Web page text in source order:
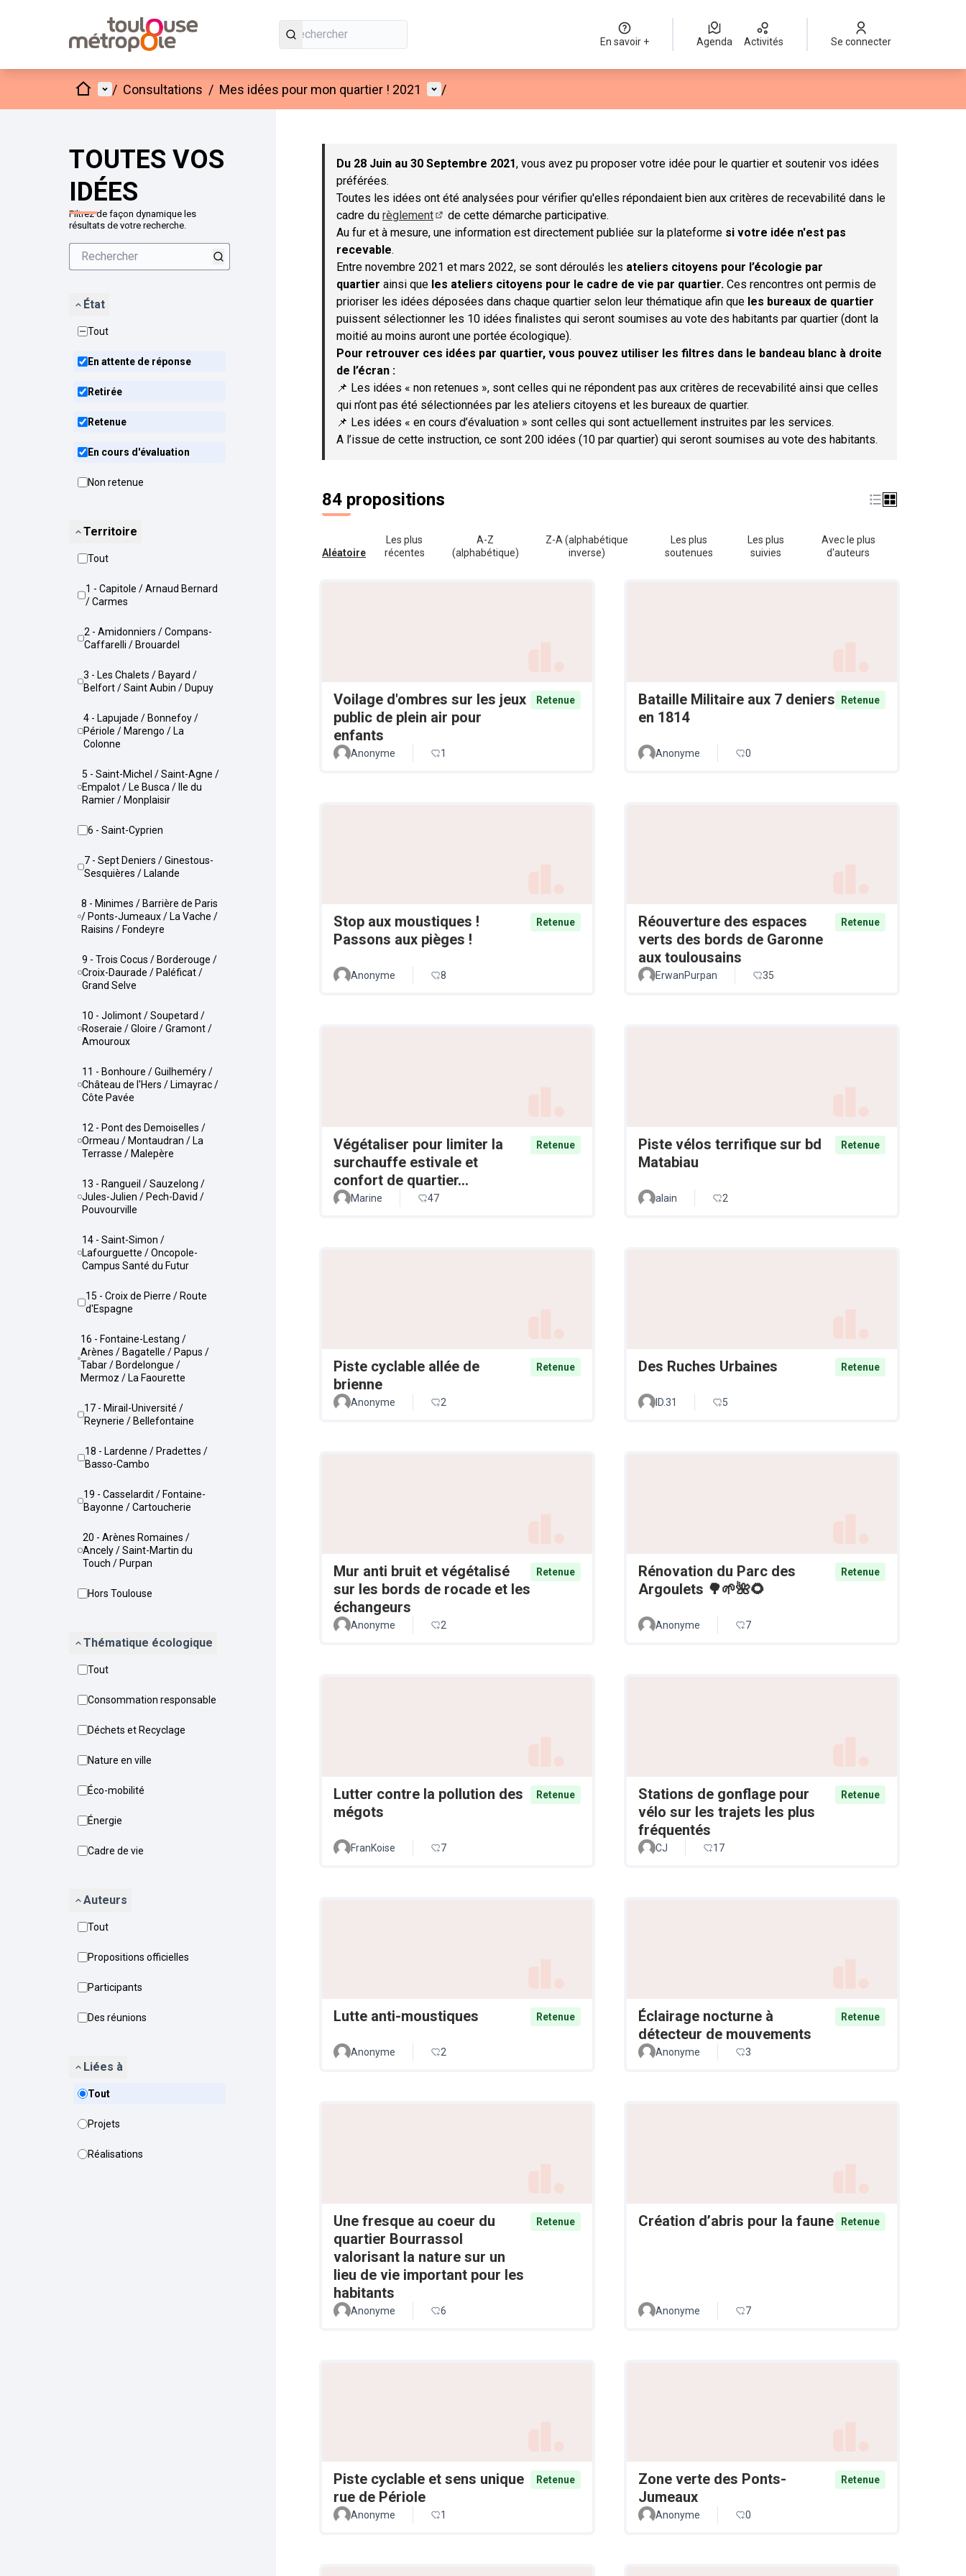
En savoir + Agenda Activités Se connecter
AccueilMenu principal
/ Consultations / Mes idées pour mon quartier ! 2021 Menu utilisateur
/
TOUTES VOS
IDÉES
Filtrez de façon dynamique les
résultats de votre recherche.
État
Tout
En attente de réponse
Retirée
Retenue
En cours d'évaluation
Non retenue
Territoire
Tout
1 - Capitole / Arnaud Bernard
/ Carmes
2 - Amidonniers / Compans-
Caffarelli / Brouardel
3 - Les Chalets / Bayard /
Belfort / Saint Aubin / Dupuy
4 - Lapujade / Bonnefoy /
Périole / Marengo / La
Colonne
5 - Saint-Michel / Saint-Agne /
Empalot / Le Busca / Ile du
Ramier / Monplaisir
6 - Saint-Cyprien
7 - Sept Deniers / Ginestous-
Sesquières / Lalande
8 - Minimes / Barrière de Paris
/ Ponts-Jumeaux / La Vache /
Raisins / Fondeyre
9 - Trois Cocus / Borderouge /
Croix-Daurade / Paléficat /
Grand Selve
10 - Jolimont / Soupetard /
Roseraie / Gloire / Gramont /
Amouroux
11 - Bonhoure / Guilheméry /
Château de l'Hers / Limayrac /
Côte Pavée
12 - Pont des Demoiselles /
Ormeau / Montaudran / La
Terrasse / Malepère
13 - Rangueil / Sauzelong /
Jules-Julien / Pech-David /
Pouvourville
14 - Saint-Simon /
Lafourguette / Oncopole-
Campus Santé du Futur
15 - Croix de Pierre / Route
d'Espagne
16 - Fontaine-Lestang /
Arènes / Bagatelle / Papus /
Tabar / Bordelongue /
Mermoz / La Faourette
17 - Mirail-Université /
Reynerie / Bellefontaine
18 - Lardenne / Pradettes /
Basso-Cambo
19 - Casselardit / Fontaine-
Bayonne / Cartoucherie
20 - Arènes Romaines /
Ancely / Saint-Martin du
Touch / Purpan
Hors Toulouse
Thématique écologique
Tout
Consommation responsable
Déchets et Recyclage
Nature en ville
Éco-mobilité
Énergie
Cadre de vie
Auteurs
Tout
Propositions officielles
Participants
Des réunions
Liées à
Tout
Projets
Réalisations
Passer la carte
Du 28 Juin au 30 Septembre 2021, vous avez pu proposer votre idée pour le quartier et soutenir vos idées
préférées.
Toutes les idées ont été analysées pour vérifier qu'elles répondaient bien aux critères de recevabilité dans le
cadre du règlement
(S'ouvre dans un nouvel onglet)
de cette démarche participative.
Au fur et à mesure, une information est directement publiée sur la plateforme si votre idée n'est pas
recevable.
Entre novembre 2021 et mars 2022, se sont déroulés les ateliers citoyens pour l’écologie par
quartier ainsi que les ateliers citoyens pour le cadre de vie par quartier. Ces rencontres ont permis de
prioriser les idées déposées dans chaque quartier selon leur thématique afin que les bureaux de quartier
puissent sélectionner les 10 idées finalistes qui seront soumises au vote des habitants par quartier (dont la
moitié au moins auront une portée écologique).
Pour retrouver ces idées par quartier, vous pouvez utiliser les filtres dans le bandeau blanc à droite
de l’écran :
📌 Les idées « non retenues », sont celles qui ne répondent pas aux critères de recevabilité ainsi que celles
qui n’ont pas été sélectionnées par les ateliers citoyens et les bureaux de quartier.
📌 Les idées « en cours d’évaluation » sont celles qui sont actuellement instruites par les services.
A l’issue de cette instruction, ce sont 200 idées (10 par quartier) qui seront soumises au vote des habitants.
84 propositions
Aléatoire
Les plus
récentes
A-Z
(alphabétique)
Z-A (alphabétique
inverse)
Les plus
soutenues
Les plus
suivies
Avec le plus
d'auteurs
Voilage d'ombres sur les jeux
public de plein air pour
enfants
Retenue
Anonyme 1
Bataille Militaire aux 7 deniers
en 1814
Retenue
Anonyme 0
Stop aux moustiques !
Passons aux pièges !
Retenue
Anonyme 8
Réouverture des espaces
verts des bords de Garonne
aux toulousains
Retenue
ErwanPurpan 35
Végétaliser pour limiter la
surchauffe estivale et
confort de quartier...
Retenue
Marine 47
Piste vélos terrifique sur bd
Matabiau
Retenue
alain 2
Piste cyclable allée de
brienne
Retenue
Anonyme 2
Des Ruches Urbaines Retenue
ID.31 5
Mur anti bruit et végétalisé
sur les bords de rocade et les
échangeurs
Retenue
Anonyme 2
Rénovation du Parc des
Argoulets 🌳🌱🌺🌻
Retenue
Anonyme 7
Lutter contre la pollution des
mégots
Retenue
FranKoise 7
Stations de gonflage pour
vélo sur les trajets les plus
fréquentés
Retenue
CJ 17
Lutte anti-moustiques Retenue
Anonyme 2
Éclairage nocturne à
détecteur de mouvements
Retenue
Anonyme 3
Une fresque au coeur du
quartier Bourrassol
valorisant la nature sur un
lieu de vie important pour les
habitants
Retenue
Anonyme 6
Création d’abris pour la faune Retenue
Anonyme 7
Piste cyclable et sens unique
rue de Périole
Retenue
Anonyme 1
Zone verte des Ponts-
Jumeaux
Retenue
Anonyme 0